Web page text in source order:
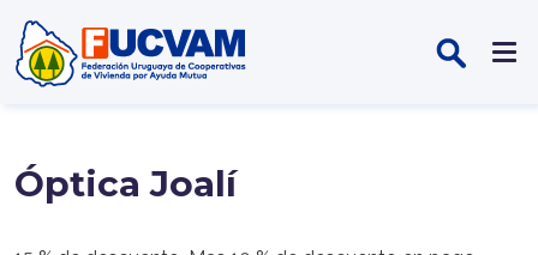
Óptica Joalí